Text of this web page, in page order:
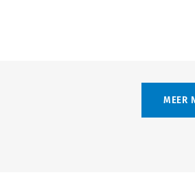
MEER